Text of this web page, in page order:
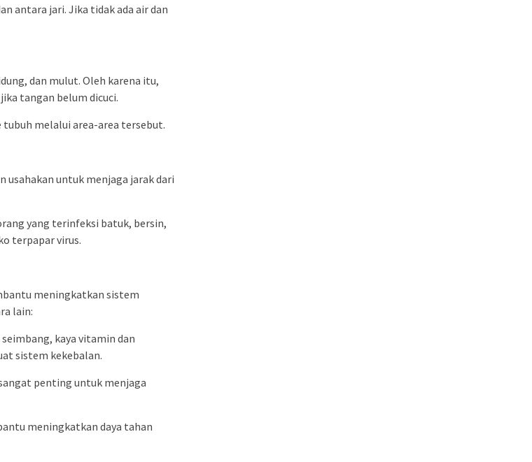
antara jari. Jika tidak ada air dan
dan mulut. Oleh karena itu,
tangan belum dicuci.
tubuh melalui area-area tersebut.
untuk menjaga jarak dari
yang terinfeksi batuk, bersin,
terpapar virus.
meningkatkan sistem
lain:
kaya vitamin dan
sistem kekebalan.
penting untuk menjaga
meningkatkan daya tahan